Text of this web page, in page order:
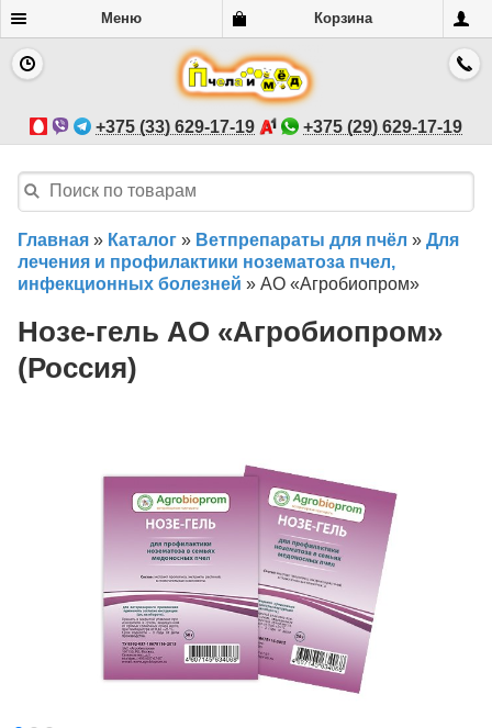
Меню Корзина
+375 (33) 629-17-19 +375 (29) 629-17-19
Главная » Каталог » Ветпрепараты для пчёл » Для
лечения и профилактики нозематоза пчел,
инфекционных болезней » АО «Агробиопром»
Нозе-гель АО «Агробиопром»
(Россия)